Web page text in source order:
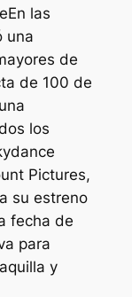
En las
una
de
de 100 de
los
Pictures,
su estreno
fecha de
para
y